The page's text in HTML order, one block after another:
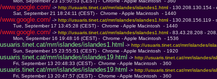
/www.google.com/ -> http://usuaris.tinet.cat/mrr/islandes/islandes1.html - 130.208.130.154 -
Sat, September 21 18:24:11 (CEST) -  Chrome - Apple Macintosh  - 1440
/www.google.com/ -> http://usuaris.tinet.cat/mrr/islandes/islandes1.html - 130.208.156.119 -
Tue, September 17 13:45:28 (CEST) -  Chrome - Apple Macintosh  - 1440
/www.google.com/ -> http://usuaris.tinet.cat/mrr/islandes/islandes1.html - 83.43.28.208 -
Mon, September 16 19:48:16 (CEST) -  Chrome - Apple Macintosh  - 1536
usuaris.tinet.cat/mrr/islandes/islandes1.html -> http://usuaris.tinet.cat/mrr/islandes/
Sun, September 15 23:55:51 (CEST) -  Chrome - Apple Macintosh  - 1920
usuaris.tinet.cat/mrr/islandes/islandes19.html -> http://usuaris.tinet.cat/mrr/islandes/
Fri, September 13 20:48:33 (CEST) -  Chrome - Apple Macintosh  - 360
usuaris.tinet.cat/mrr/islandes/islandes19.html -> http://usuaris.tinet.cat/mrr/islandes/
Fri, September 13 20:47:57 (CEST) -  Chrome - Apple Macintosh  - 360